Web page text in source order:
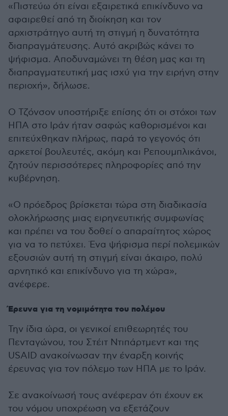
«Πιστεύω ότι είναι εξαιρετικά επικίνδυνο να
αφαιρεθεί από τη διοίκηση και τον
αρχιστράτηγο αυτή τη στιγμή η δυνατότητα
διαπραγμάτευσης. Αυτό ακριβώς κάνει το
ψήφισμα. Αποδυναμώνει τη θέση μας και τη
διαπραγματευτική μας ισχύ για την ειρήνη στην
περιοχή», δήλωσε.
Ο Τζόνσον υποστήριξε επίσης ότι οι στόχοι των
ΗΠΑ στο Ιράν ήταν σαφώς καθορισμένοι και
επιτεύχθηκαν πλήρως, παρά το γεγονός ότι
αρκετοί βουλευτές, ακόμη και Ρεπουμπλικάνοι,
ζητούν περισσότερες πληροφορίες από την
κυβέρνηση.
«Ο πρόεδρος βρίσκεται τώρα στη διαδικασία
ολοκλήρωσης μιας ειρηνευτικής συμφωνίας
και πρέπει να του δοθεί ο απαραίτητος χώρος
για να το πετύχει. Ένα ψήφισμα περί πολεμικών
εξουσιών αυτή τη στιγμή είναι άκαιρο, πολύ
αρνητικό και επικίνδυνο για τη χώρα»,
ανέφερε.
Έρευνα για τη νομιμότητα του πολέμου
Την ίδια ώρα, οι γενικοί επιθεωρητές του
Πενταγώνου, του Στέιτ Ντιπάρτμεντ και της
USAID ανακοίνωσαν την έναρξη κοινής
έρευνας για τον πόλεμο των ΗΠΑ με το Ιράν.
Σε ανακοίνωσή τους ανέφεραν ότι έχουν εκ
του νόμου υποχρέωση να εξετάζουν